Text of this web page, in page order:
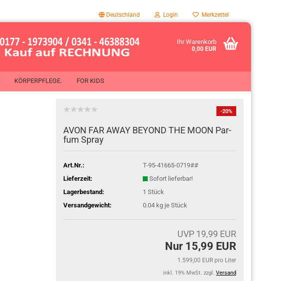
Deutschland Login Merkzettel
Ihr Warenkorb
0,00 EUR
KÖRPERPFLEGE. FOR KIDS
-20%
AVON FAR AWAY BEY­OND THE MOON Par­
fum Spray
Art.Nr.:
T-95-41665-0719##
Lieferzeit:
Sofort lieferbar!
Lagerbestand:
1 Stück
Versandgewicht:
0.04kg je Stück
UVP 19,99 EUR
Nur 15,99 EUR
1.599,00 EUR pro Liter
inkl. 19% MwSt. zzgl. Versand